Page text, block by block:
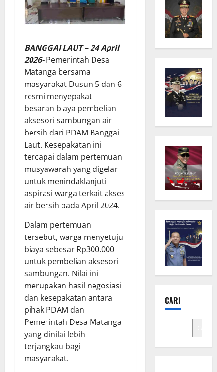
BANGGAI LAUT – 24 April
2026-Pemerintah Desa
Matanga bersama
masyarakat Dusun 5 dan 6
resmi menyepakati
besaran biaya pembelian
aksesori sambungan air
bersih dari PDAM Banggai
Laut. Kesepakatan ini
tercapai dalam pertemuan
musyawarah yang digelar
untuk menindaklanjuti
aspirasi warga terkait akses
air bersih pada April 2024.
Dalam pertemuan
tersebut, warga menyetujui
biaya sebesar Rp300.000
untuk pembelian aksesori
sambungan. Nilai ini
merupakan hasil negosiasi
dan kesepakatan antara
pihak PDAM dan
Pemerintah Desa Matanga
yang dinilai lebih
terjangkau bagi
masyarakat.
CARI